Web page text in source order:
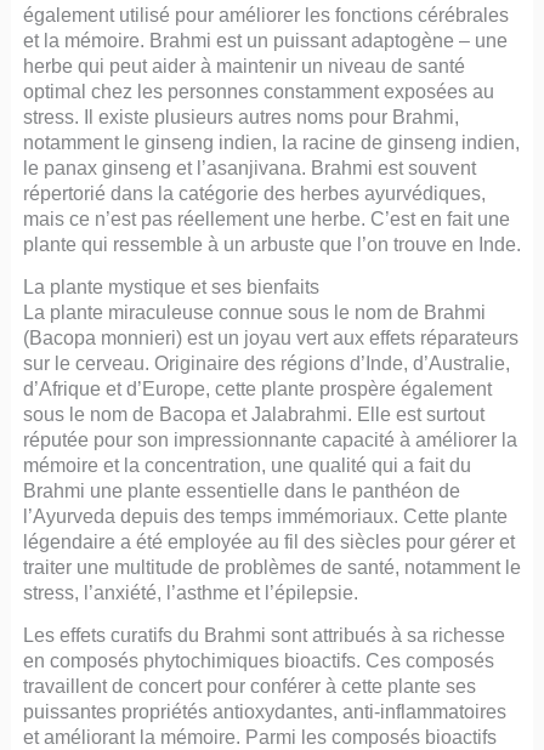
également utilisé pour améliorer les fonctions cérébrales
et la mémoire. Brahmi est un puissant adaptogène – une
herbe qui peut aider à maintenir un niveau de santé
optimal chez les personnes constamment exposées au
stress. Il existe plusieurs autres noms pour Brahmi,
notamment le ginseng indien, la racine de ginseng indien,
le panax ginseng et l’asanjivana. Brahmi est souvent
répertorié dans la catégorie des herbes ayurvédiques,
mais ce n’est pas réellement une herbe. C’est en fait une
plante qui ressemble à un arbuste que l’on trouve en Inde.
La plante mystique et ses bienfaits
La plante miraculeuse connue sous le nom de Brahmi
(Bacopa monnieri) est un joyau vert aux effets réparateurs
sur le cerveau. Originaire des régions d’Inde, d’Australie,
d’Afrique et d’Europe, cette plante prospère également
sous le nom de Bacopa et Jalabrahmi. Elle est surtout
réputée pour son impressionnante capacité à améliorer la
mémoire et la concentration, une qualité qui a fait du
Brahmi une plante essentielle dans le panthéon de
l’Ayurveda depuis des temps immémoriaux. Cette plante
légendaire a été employée au fil des siècles pour gérer et
traiter une multitude de problèmes de santé, notamment le
stress, l’anxiété, l’asthme et l’épilepsie.
Les effets curatifs du Brahmi sont attribués à sa richesse
en composés phytochimiques bioactifs. Ces composés
travaillent de concert pour conférer à cette plante ses
puissantes propriétés antioxydantes, anti-inflammatoires
et améliorant la mémoire. Parmi les composés bioactifs